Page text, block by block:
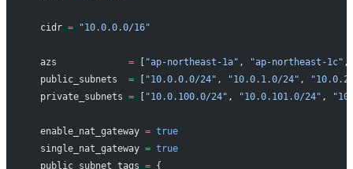
  cidr
= "10.0.0.0/16"
  azs
             =
[ "ap-northeast-1a" , "ap-northeast-1c"
  public_subnets
  =
[ "10.0.0.0/24" , "10.0.1.0/24" ,
  private_subnets
= [ "10.0.100.0/24" , "10.0.101.0/24" ,
  enable_nat_gateway
= true
  single_nat_gateway
= true
  public_subnet_tags
= {